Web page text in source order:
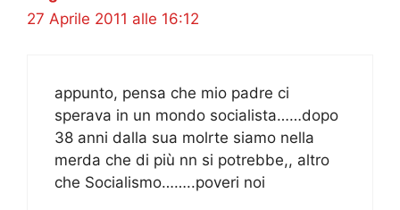
27 Aprile 2011 alle 16:12
appunto, pensa che mio padre ci
sperava in un mondo socialista……dopo
38 anni dalla sua molrte siamo nella
merda che di più nn si potrebbe,, altro
che Socialismo……..poveri noi